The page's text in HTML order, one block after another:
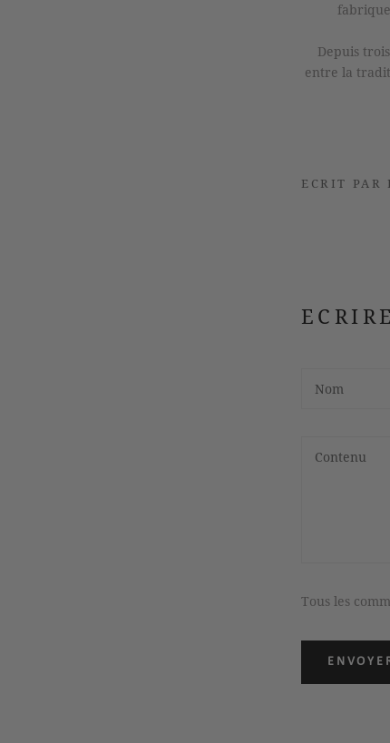
Depuis
entre la
ECRIT PAR
Tous les